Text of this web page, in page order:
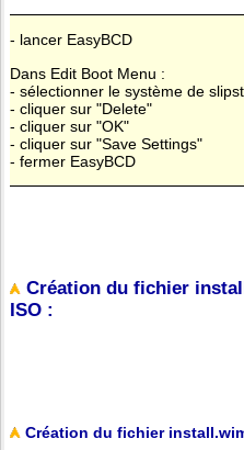
- lancer EasyBCD
Dans Edit Boot Menu :
- sélectionner le système de
- cliquer sur "Delete"
- cliquer sur "OK"
- cliquer sur "Save Settings"
- fermer EasyBCD
Création du fichier
ISO :
Création du fichier